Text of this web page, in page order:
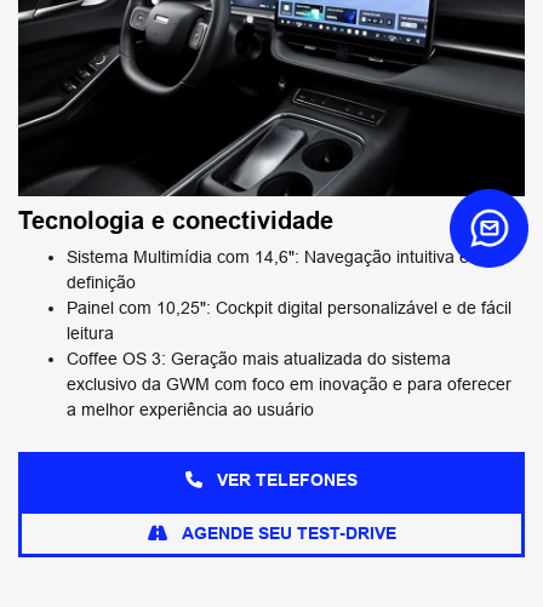
Tecnologia e conectividade
Sistema Multimídia com 14,6": Navegação intuitiva e alta
definição
Painel com 10,25": Cockpit digital personalizável e de fácil
leitura
Coffee OS 3: Geração mais atualizada do sistema
exclusivo da GWM com foco em inovação e para oferecer
a melhor experiência ao usuário
VER TELEFONES
AGENDE SEU TEST-DRIVE